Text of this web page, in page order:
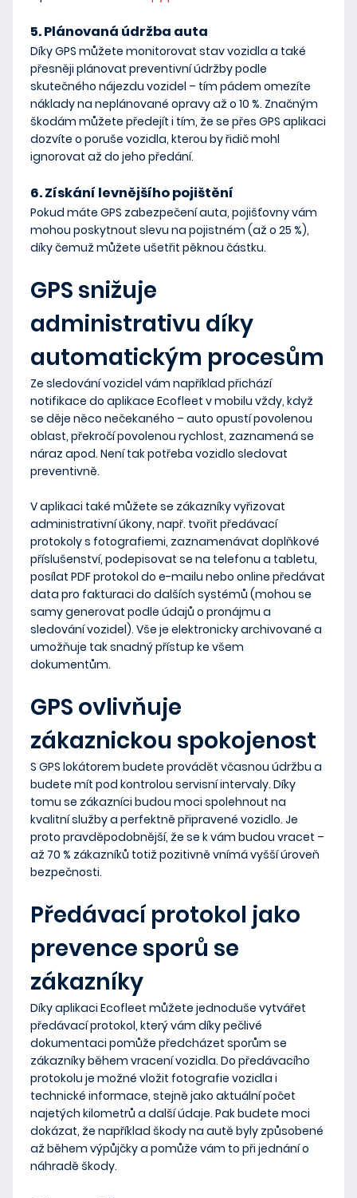
5. Plánovaná údržba auta
Díky GPS můžete monitorovat stav vozidla a také
přesněji plánovat preventivní údržby podle
skutečného nájezdu vozidel – tím pádem omezíte
náklady na neplánované opravy až o 10 %. Značným
škodám můžete předejít i tím, že se přes GPS aplikaci
dozvíte o poruše vozidla, kterou by řidič mohl
ignorovat až do jeho předání.
6. Získání levnějšího pojištění
Pokud máte GPS zabezpečení auta, pojišťovny vám
mohou poskytnout slevu na pojistném (až o 25 %),
díky čemuž můžete ušetřit pěknou částku.
GPS snižuje
administrativu díky
automatickým procesům
Ze sledování vozidel vám například přichází
notifikace do aplikace Ecofleet v mobilu vždy, když
se děje něco nečekaného – auto opustí povolenou
oblast, překročí povolenou rychlost, zaznamená se
náraz apod.Není tak potřeba vozidlo sledovat
preventivně.
V aplikaci také můžete se zákazníky vyřizovat
administrativní úkony, např. tvořit předávací
protokoly s fotografiemi, zaznamenávat doplňkové
příslušenství, podepisovat se na telefonu a tabletu,
posílat PDF protokol do e-mailu nebo online předávat
data pro fakturaci do dalších systémů (mohou se
samy generovat podle údajů o pronájmu a
sledování vozidel). Vše je elektronicky archivované a
umožňuje tak snadný přístup ke všem
dokumentům.
GPS ovlivňuje
zákaznickou spokojenost
S GPS lokátorem budete provádět včasnou údržbu a
budete mít pod kontrolou servisní intervaly. Díky
tomu se zákazníci budou moci spolehnout na
kvalitní služby a perfektně připravené vozidlo. Je
proto pravděpodobnější, že se k vám budou vracet –
až 70 % zákazníků totiž pozitivně vnímá vyšší úroveň
bezpečnosti.
Předávací protokol jako
prevence sporů se
zákazníky
Díky aplikaci Ecofleet můžete jednoduše vytvářet
předávací protokol, který vám díky pečlivé
dokumentaci pomůže předcházet sporům se
zákazníky během vracení vozidla. Do předávacího
protokolu je možné vložit fotografie vozidla i
technické informace, stejně jako aktuální počet
najetých kilometrů a další údaje. Pak budete moci
dokázat, že například škody na autě byly způsobené
až během výpůjčky a pomůže vám to při jednání o
náhradě škody.